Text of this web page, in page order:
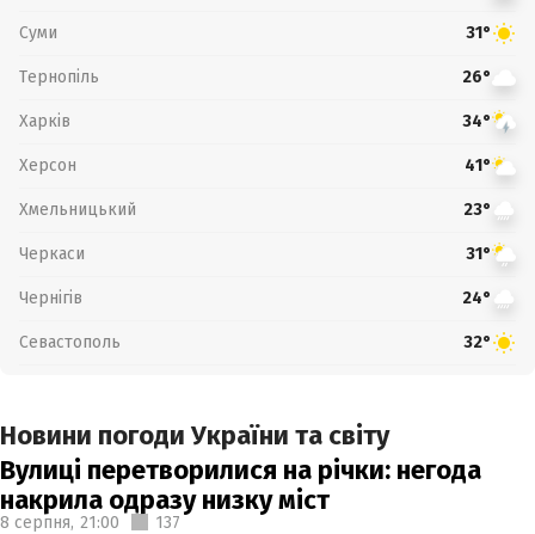
Суми 31°
Тернопіль 26°
Харків 34°
Херсон 41°
Хмельницький 23°
Черкаси 31°
Чернігів 24°
Севастополь 32°
Новини погоди України та світу
Вулиці перетворилися на річки: негода
накрила одразу низку міст
8 серпня, 21:00 137